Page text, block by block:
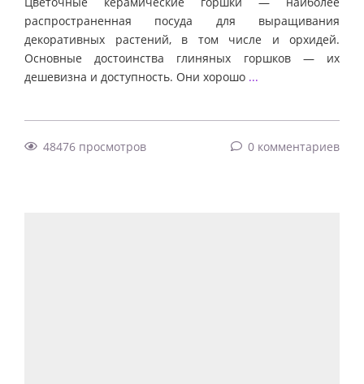
распространенная посуда для выращивания
декоративных растений, в том числе и орхидей.
Основные достоинства глиняных горшков — их
дешевизна и доступность. Они хорошо ...
48476 просмотров 0 комментариев